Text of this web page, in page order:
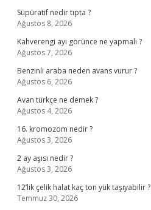
Süpüratif nedir tıpta ?
Ağustos 8, 2026
Kahverengi ayı görünce ne yapmalı ?
Ağustos 7, 2026
Benzinli araba neden avans vurur ?
Ağustos 6, 2026
Avan türkçe ne demek ?
Ağustos 4, 2026
16. kromozom nedir ?
Ağustos 3, 2026
2 ay aşısı nedir ?
Ağustos 3, 2026
12’lik çelik halat kaç ton yük taşıyabilir ?
Temmuz 30, 2026